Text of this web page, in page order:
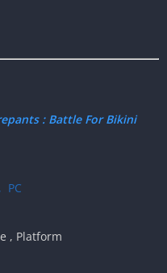
: Battle For Bikini
PC
, Platform